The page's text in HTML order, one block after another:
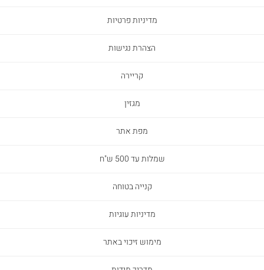
מדיניות פרטיות
הצהרת נגישות
קריירה
מגזין
מפת אתר
שמלות עד 500 ש"ח
קנייה בטוחה
מדיניות עוגיות
מימוש זיכוי באתר